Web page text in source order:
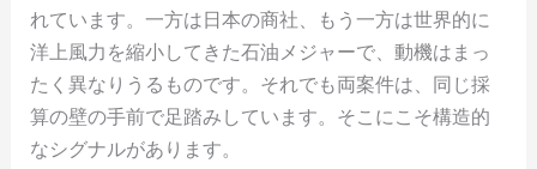
れています。一方は日本の商社、もう一方は世界的に
洋上風力を縮小してきた石油メジャーで、動機はまっ
たく異なりうるものです。それでも両案件は、同じ採
算の壁の手前で足踏みしています。そこにこそ構造的
なシグナルがあります。